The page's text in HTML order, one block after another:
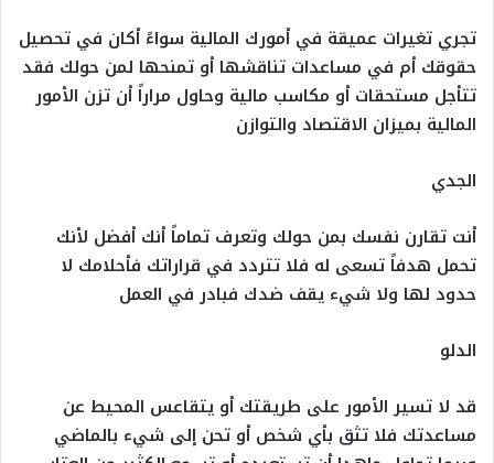
تجري تغيرات عميقة في أمورك المالية سواءً أكان في تحصيل
حقوقك أم في مساعدات تناقشها أو تمنحها لمن حولك فقد
تتأجل مستحقات أو مكاسب مالية وحاول مراراً أن تزن الأمور
المالية بميزان الاقتصاد والتوازن
الجدي
أنت تقارن نفسك بمن حولك وتعرف تماماً أنك أفضل لأنك
تحمل هدفاً تسعى له فلا تتردد في قراراتك فأحلامك لا
حدود لها ولا شيء يقف ضدك فبادر في العمل
الدلو
قد لا تسير الأمور على طريقتك أو يتقاعس المحيط عن
مساعدتك فلا تثق بأي شخص أو تحن إلى شيء بالماضي